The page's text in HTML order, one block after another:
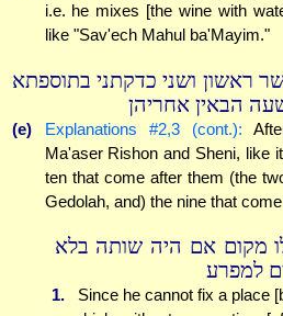
i.e. he mixes [the wine with
like "Sav'ech Mahul ba'Mayim."
ראשון ושני כדקתני בתוספתא
הבאין אחריהן
(e) Explanations #2,3 (cont.):
Ma'aser Rishon and Sheni, like
ten that come after them (the
Gedolah, and) the nine that
לו מקום אם היה שותה בלא
למפרע
1.
Since he cannot fix a place